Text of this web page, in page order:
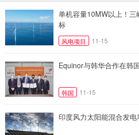
单机容量10MW以上！
标
风电项目 11-15
Equinor与韩华合作在韩
韩国 11-15
印度风力太阳能混合发